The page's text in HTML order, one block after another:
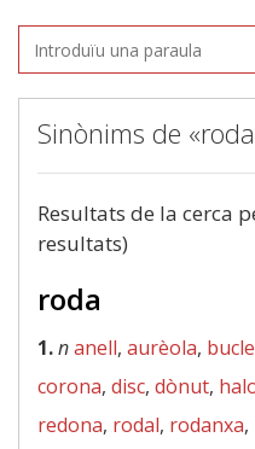
Sinònims de
Resultats de la cerca
resultats)
roda
1.nanell, aurèola, bucle
corona, disc, dònut,
redona, rodal, rodanxa